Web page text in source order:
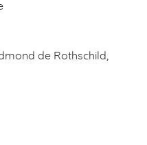
de Rothschild,